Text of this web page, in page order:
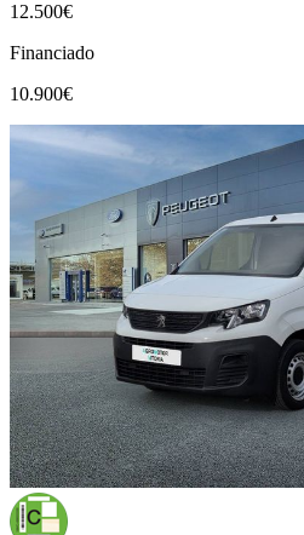
12.500€
Financiado
10.900€